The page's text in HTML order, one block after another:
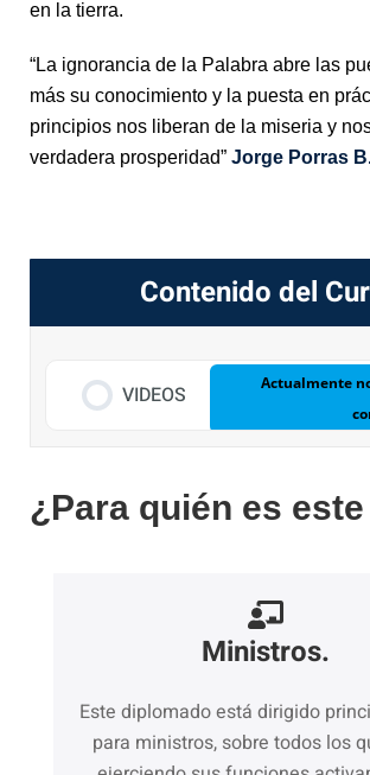
en la tierra.
“La ignorancia de la Palabra abre las
más su conocimiento y la puesta en
principios nos liberan de la miseria y
verdadera prosperidad” Jorge Porras
Contenido del
VIDEOS
Actualmente
¿Para quién es
Ministros.
Este diplomado está dirigido
para ministros, sobre todos los